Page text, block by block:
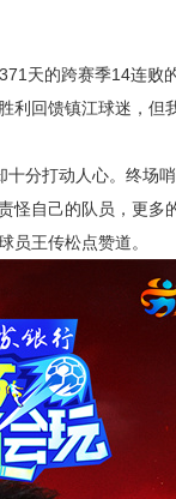
天的跨赛季14连败
利回馈镇江球迷，但
分打动人心。终场
怪自己的队员，更多
员王传松点赞道。